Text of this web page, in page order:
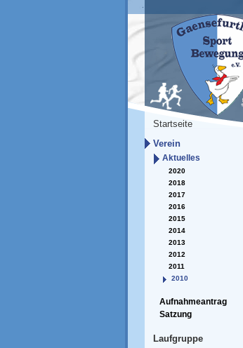
Startseite
Verein
Aktuelles
2020
2018
2017
2016
2015
2014
2013
2012
2011
2010
Aufnahmeantrag
Satzung
Laufgruppe